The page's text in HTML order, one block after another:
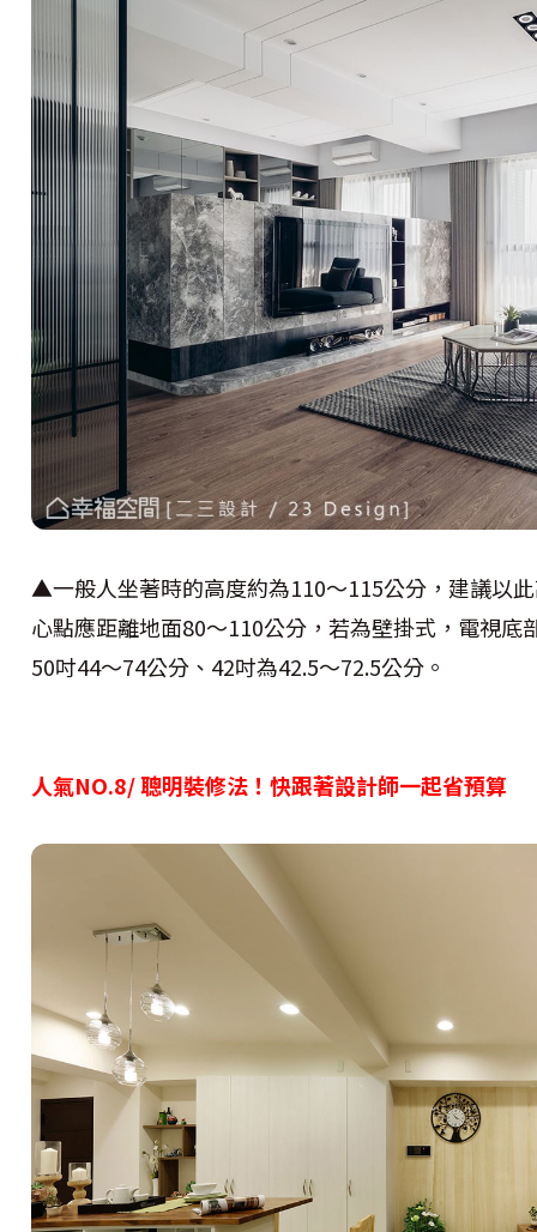
▲一般人坐著時的高度約為110～115公分，建議以
心點應距離地面80～110公分，若為壁掛式，電視底
50吋44～74公分、42吋為42.5～72.5公分。
人氣NO.8/ 聰明裝修法！快跟著設計師一起省預算